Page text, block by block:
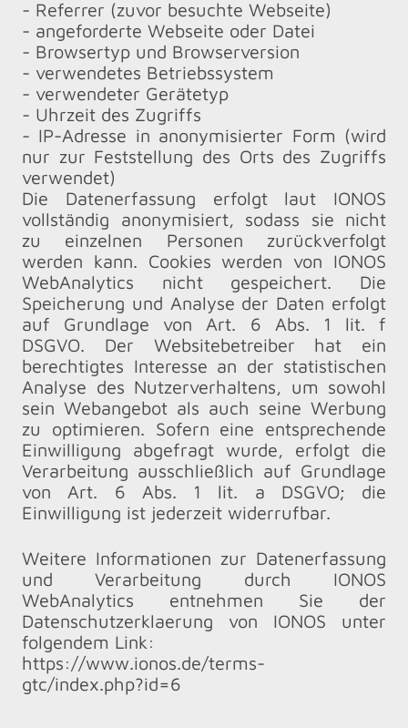
- Referrer (zuvor besuchte Webseite)
- angeforderte Webseite oder Datei
- Browsertyp und Browserversion
- verwendetes Betriebssystem
- verwendeter Gerätetyp
- Uhrzeit des Zugriffs
- IP-Adresse in anonymisierter Form (wird
nur zur Feststellung des Orts des Zugriffs
verwendet)
Die Datenerfassung erfolgt laut IONOS
vollständig anonymisiert, sodass sie nicht
zu einzelnen Personen zurückverfolgt
werden kann. Cookies werden von IONOS
WebAnalytics nicht gespeichert. Die
Speicherung und Analyse der Daten erfolgt
auf Grundlage von Art. 6 Abs. 1 lit. f
DSGVO. Der Websitebetreiber hat ein
berechtigtes Interesse an der statistischen
Analyse des Nutzerverhaltens, um sowohl
sein Webangebot als auch seine Werbung
zu optimieren. Sofern eine entsprechende
Einwilligung abgefragt wurde, erfolgt die
Verarbeitung ausschließlich auf Grundlage
von Art. 6 Abs. 1 lit. a DSGVO; die
Einwilligung ist jederzeit widerrufbar.
Weitere Informationen zur Datenerfassung
und Verarbeitung durch IONOS
WebAnalytics entnehmen Sie der
Datenschutzerklaerung von IONOS unter
folgendem Link:
https://www.ionos.de/terms-
gtc/index.php?id=6